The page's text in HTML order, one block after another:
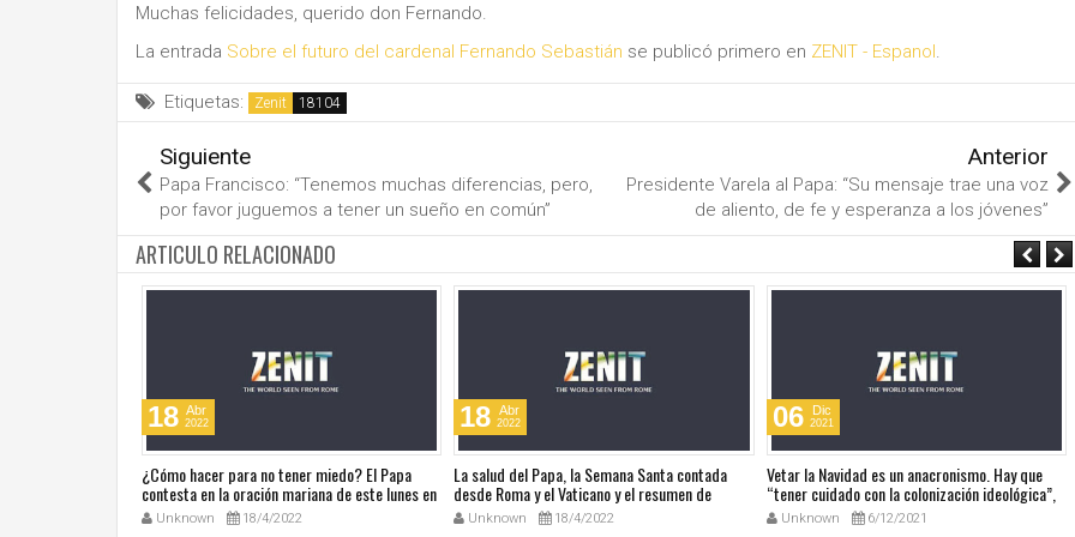
Muchas felicidades, querido don Fernando.
La entrada Sobre el futuro del cardenal Fernando Sebastián se publicó primero en ZENIT - Espanol
Etiquetas: Zenit
Siguiente
Papa Francisco: “Tenemos muchas diferencias, pero,
por favor juguemos a tener un sueño en común”
Anterior
Presidente Varela al Papa: “Su mensaje trae una voz
de aliento, de fe y esperanza a los jóvenes”
ARTICULO RELACIONADO
18 Abr
2022
¿Cómo hacer para no tener miedo? El Papa
contesta en la oración mariana de este lunes en
la Plaza de San Pedro
Unknown 18/4/2022
18 Abr
2022
La salud del Papa, la Semana Santa contada
desde Roma y el Vaticano y el resumen de
noticias en audio
Unknown 18/4/2022
06 Dic
2021
Vetar la Navidad es un anacronismo. Hay que
“tener cuidado con la colonización ideológica”,
dice el Papa sobre el Manual europeo que
prohibía la Navidad
Unknown 6/12/2021